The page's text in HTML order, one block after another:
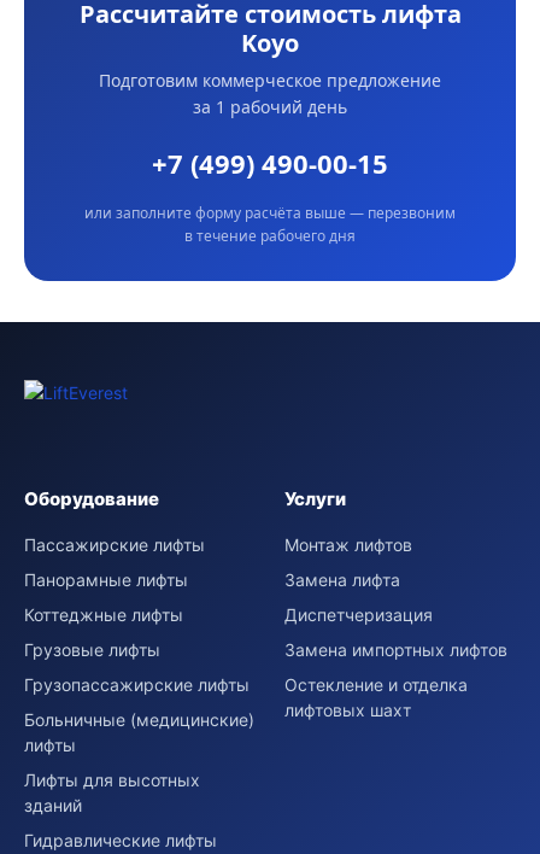
Рассчитайте стоимость лифта
Koyo
Подготовим коммерческое предложение
за 1 рабочий день
+7 (499) 490-00-15
или заполните форму расчёта выше — перезвоним
в течение рабочего дня
Оборудование
Пассажирские лифты
Панорамные лифты
Коттеджные лифты
Грузовые лифты
Грузопассажирские лифты
Больничные (медицинские)
лифты
Лифты для высотных
зданий
Гидравлические лифты
Услуги
Монтаж лифтов
Замена лифта
Диспетчеризация
Замена импортных лифтов
Остекление и отделка
лифтовых шахт